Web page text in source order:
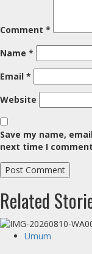
Comment *
Name *
Email *
Website
Save my name,
next time I
Related
Umum